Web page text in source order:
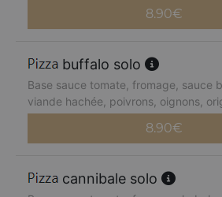
8.90€
buffalo solo
Base sauce tomate, fromage, sauce
viande hachée, poivrons, oignons,
8.90€
cannibale solo